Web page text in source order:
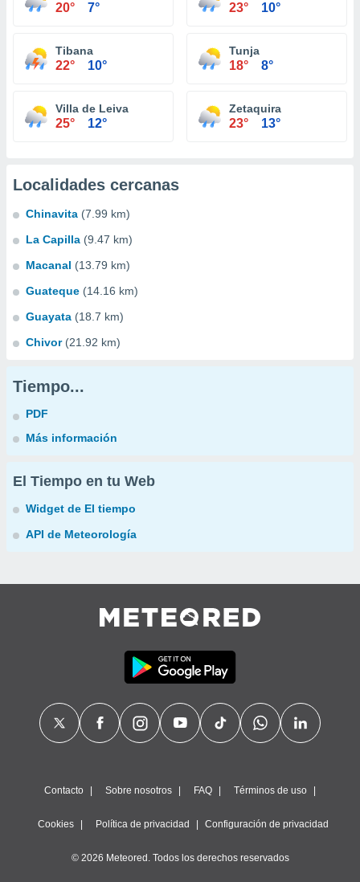
20° 7° 23° 10°
Tibana
22° 10°
Tunja
18° 8°
Villa de Leiva
25° 12°
Zetaquira
23° 13°
Localidades cercanas
Chinavita (7.99 km)
La Capilla (9.47 km)
Macanal (13.79 km)
Guateque (14.16 km)
Guayata (18.7 km)
Chivor (21.92 km)
Tiempo...
PDF
Más información
El Tiempo en tu Web
Widget de El tiempo
API de Meteorología
Contacto Sobre nosotros FAQ Términos de uso
Cookies Política de privacidad Configuración de privacidad
© 2026 Meteored. Todos los derechos reservados